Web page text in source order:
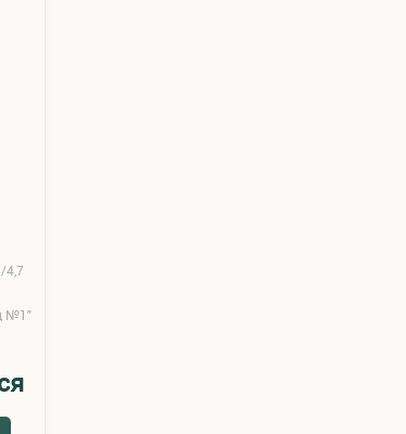
4,7
№1"